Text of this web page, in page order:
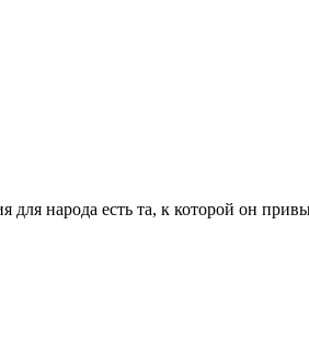
для народа есть та, к которой он